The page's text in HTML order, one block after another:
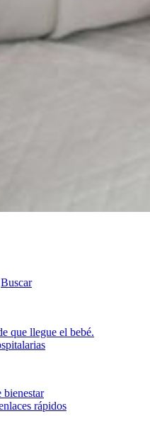
Buscar
que llegue el bebé.
bienestar
rápidos